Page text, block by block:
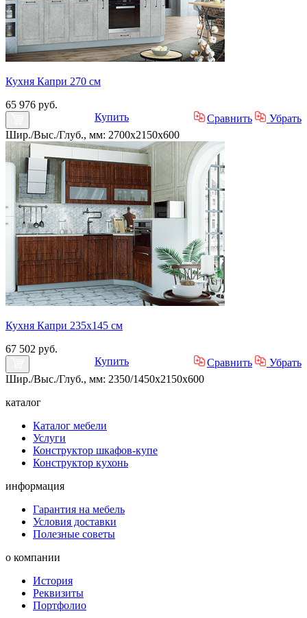
Кухня Капри 270 см
65 976 руб.
Купить
Сравнить
Убрать
Шир./Выс./Глуб., мм: 2700x2150x600
Кухня Капри 235х145 см
67 502 руб.
Купить
Сравнить
Убрать
Шир./Выс./Глуб., мм: 2350/1450x2150x600
каталог
Каталог мебели
Услуги
Конструктор шкафов-купе
Конструктор кухонь
информация
Гарантия на мебель
Условия доставки
Полезные советы
о компании
История
Реквизиты
Портфолио